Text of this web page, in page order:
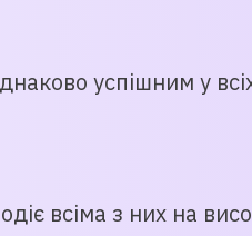
успішним у
всіма з них на